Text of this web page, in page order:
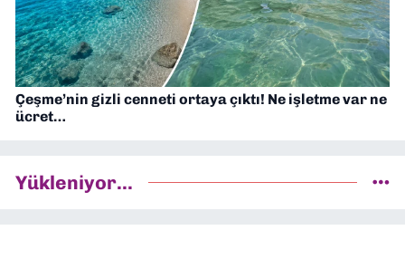
Çeşme’nin gizli cenneti ortaya çıktı! Ne işletme var ne
ücret…
Yükleniyor...